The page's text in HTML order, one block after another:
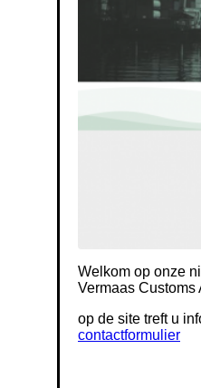
Welkom op onze
Vermaas Customs
op de site treft u
contactformulier